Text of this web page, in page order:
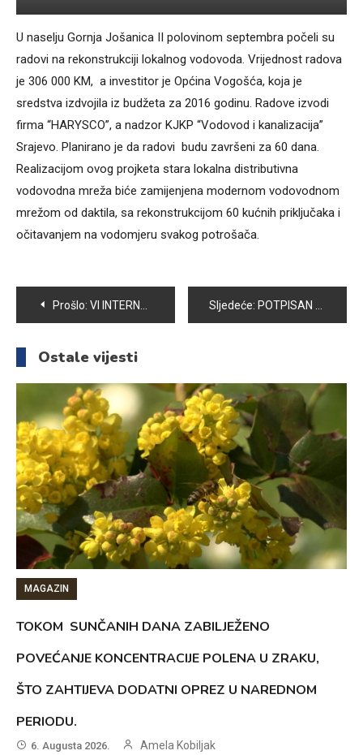
U naselju Gornja Jošanica II polovinom septembra počeli su
radovi na rekonstrukciji lokalnog vodovoda. Vrijednost radova
je 306 000 KM, a investitor je Općina Vogošća, koja je
sredstva izdvojila iz budžeta za 2016 godinu. Radove izvodi
firma “HARYSCO”, a nadzor KJKP “Vodovod i kanalizacija”
Srajevo. Planirano je da radovi budu završeni za 60 dana.
Realizacijom ovog projketa stara lokalna distributivna
vodovodna mreža biće zamijenjena modernom vodovodnom
mrežom od daktila, sa rekonstrukcijom 60 kućnih priključaka i
očitavanjem na vodomjeru svakog potrošača.
Navigacija
članaka
Prošlo: VI INTERNACIONALNI GIMNASTIČKI KUP “ŠEVALA MUJIĆ” 23. – 25. U VOGOŠĆI Sljedeće: POTPISAN UGOVOR O REKONSTRUKCIJI CJEVOVODA U NASELJU KRIVOGLAVCI
Ostale vijesti
MAGAZIN
TOKOM SUNČANIH DANA ZABILJEŽENO
POVEĆANJE KONCENTRACIJE POLENA U ZRAKU,
ŠTO ZAHTIJEVA DODATNI OPREZ U NAREDNOM
PERIODU.
6. Augusta 2026. Amela Kobiljak